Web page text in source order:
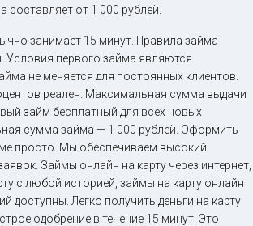
составляет от 1 000 рублей.
занимает 15 минут. Правила займа
Условия первого займа являются
не меняется для постоянных клиентов.
реален. Максимальная сумма выдачи
займ бесплатный для всех новых
сумма займа — 1 000 рублей. Оформить
просто. Мы обеспечиваем высокий
Займы онлайн на карту через интернет,
с любой историей, займы на карту онлайн
доступны. Легко получить деньги на карту
одобрение в течение 15 минут. Это